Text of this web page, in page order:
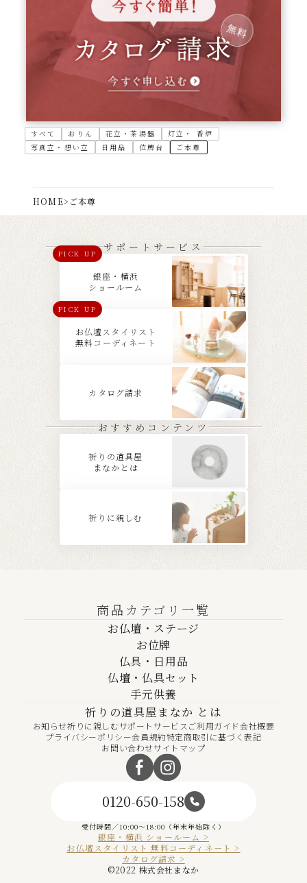
すべて おりん 花立・茶湯器
灯立・ 香炉
写真立・想い立
日用品 位牌台 ご本尊
HOME> ご本尊
サポートサービス
PICK UP
銀座・横浜
ショールーム
PICK UP
お仏壇スタイリスト
無料コーディネート
カタログ請求
おすすめコンテンツ
祈りの道具屋
まなかとは
祈りに親しむ
商品カテゴリ一覧
お仏壇・ステージ
お位牌
仏具・日用品
仏壇・仏具セット
手元供養
祈りの道具屋まなか とは
お知らせ祈りに親しむサポートサービス ご利用ガイド会社概要
プライバシーポリシー会員規約特定商取引に基づく表記
お問い合わせサイトマップ
0120-650-158
受付時間／10:00～18:00（年末年始除く）
銀座・横浜 ショールーム >
お仏壇スタイリスト 無料コーディネート >
カタログ請求 >
©︎2022 株式会社まなか